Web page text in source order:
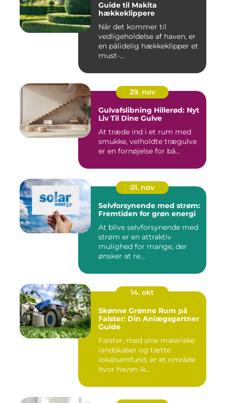
Guide til Makita
hækkeklippere
Når det kommer til
vedligeholdelse af haven, er
en pålidelig hækkeklipper et
must-...
29. nov
Gulvafslibning Hillerød: Nyt
Liv Til Dine Gulve
At træde ind i et rum med
smukke, velholdte trægulve
er en fornøjelse for bå...
01. nov
Selvforsynende med strøm:
Fremtiden for grøn energi
At blive selvforsynende med
strøm er en attraktiv
mulighed for mange, der
ønsker at re...
14. okt
Skønne Grønne Rum på
Falster: Din Anlægsgartner
Guide
Falster, med sine maleriske
landskaber og tætte
lokalsamfund, er et område
hvor haven ik...